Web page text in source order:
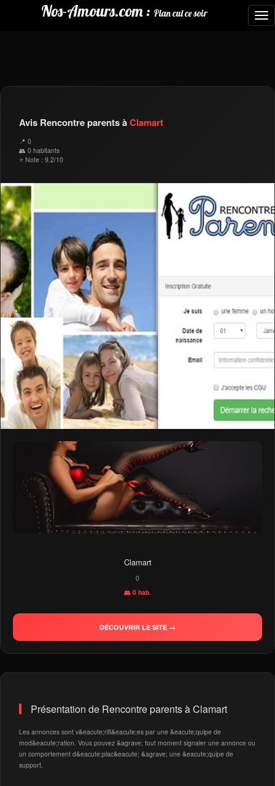
Nos-Amours.com : Plan cul ce soir
Avis Rencontre parents àClamart
📍 0
👥 0 habitants
⭐ Note : 9.2/10
Clamart
0
👥 0 hab.
DÉCOUVRIR LE SITE →
Présentation de Rencontre parents à Clamart
Les annonces sont v&eacute;rifi&eacute;es par une &eacute;quipe de
mod&eacute;ration. Vous pouvez &agrave; tout moment signaler une annonce ou
un comportement d&eacute;plac&eacute; &agrave; une &eacute;quipe de
support.